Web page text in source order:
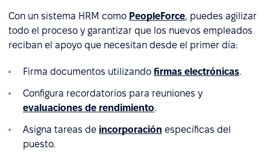
Con un sistema HRM como PeopleForce, puedes agilizar
todo el proceso y garantizar que los nuevos empleados
reciban el apoyo que necesitan desde el primer día:
Firma documentos utilizando firmas electrónicas.
Configura recordatorios para reuniones y
evaluaciones de rendimiento.
Asigna tareas de incorporación específicas del
puesto.